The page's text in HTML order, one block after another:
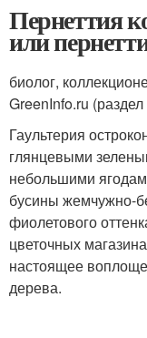
Пернеттия
или
биолог,
GreenInfo.ru
Гаультерия
глянцевыми
небольшими
бусины жемчужно-
фиолетового
цветочных
настоящее
дерева.